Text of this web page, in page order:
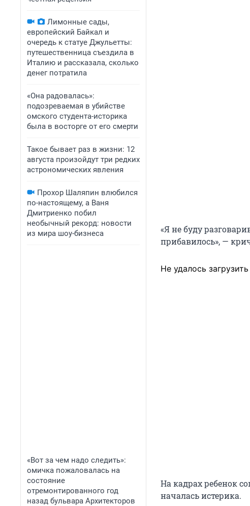
Лимонные сады,
европейский Байкал и
очередь к статуе Джульетты:
путешественница съездила в
Италию и рассказала, сколько
денег потратила
«Она радовалась»:
подозреваемая в убийстве
омского студента-историка
была в восторге от его смерти
Такое бывает раз в жизни: 12
августа произойдут три редких
астрономических явления
Прохор Шаляпин влюбился
по-настоящему, а Ваня
Дмитриенко побил
необычный рекорд: новости
из мира шоу-бизнеса
«Вот за чем надо следить»:
омичка пожаловалась на
состояние
отремонтированного год
назад бульвара Архитекторов
«Я не буду
прибавилось», —
Не удалось загрузить
На кадрах ребенок
началась истерика.